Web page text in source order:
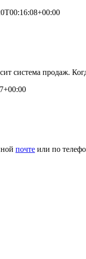
система продаж.
почте или по